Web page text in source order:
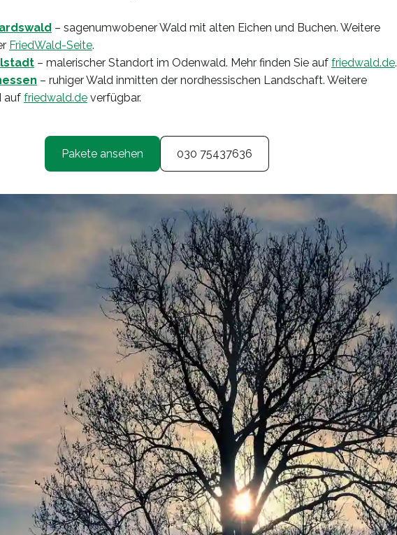
– sagenumwobener Wald mit alten Eichen und Buchen. Weitere
FriedWald-Seite.
– malerischer Standort im Odenwald. Mehr finden Sie auf friedwald.de.
– ruhiger Wald inmitten der nordhessischen Landschaft. Weitere
auf friedwald.de verfügbar.
Pakete ansehen 030 75437636